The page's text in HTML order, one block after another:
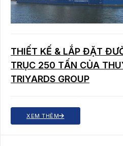
THIẾT KẾ & LẮP ĐẶT
TRỤC 250 TẤN CỦA
TRIYARDS GROUP
XEM THÊM